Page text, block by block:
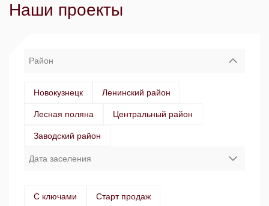
Наши проекты
Район
Новокузнецк Ленинский район
Лесная поляна Центральный район
Заводский район
Дата заселения
С ключами Старт продаж